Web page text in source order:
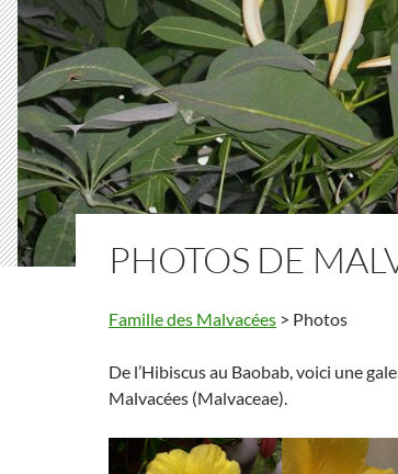
PHOTOS DE
Famille des Malvacées > Photos
De l’Hibiscus au Baobab, voici une
Malvacées (Malvaceae).